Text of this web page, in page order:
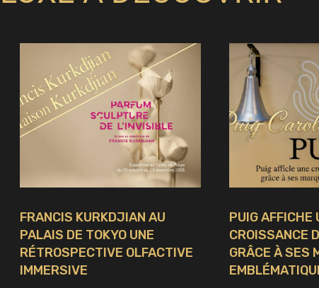
FRANCIS KURKDJIAN AU
PALAIS DE TOKYO UNE
RÉTROSPECTIVE OLFACTIVE
IMMERSIVE
PUIG AFFICHE
CROISSANCE
GRÂCE À SES